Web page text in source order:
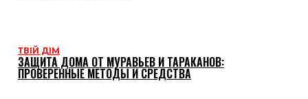
ТВІЙ ДІМ
ЗАЩИТА ДОМА ОТ МУРАВЬЕВ И ТАРАКАНОВ:
ПРОВЕРЕННЫЕ МЕТОДЫ И СРЕДСТВА